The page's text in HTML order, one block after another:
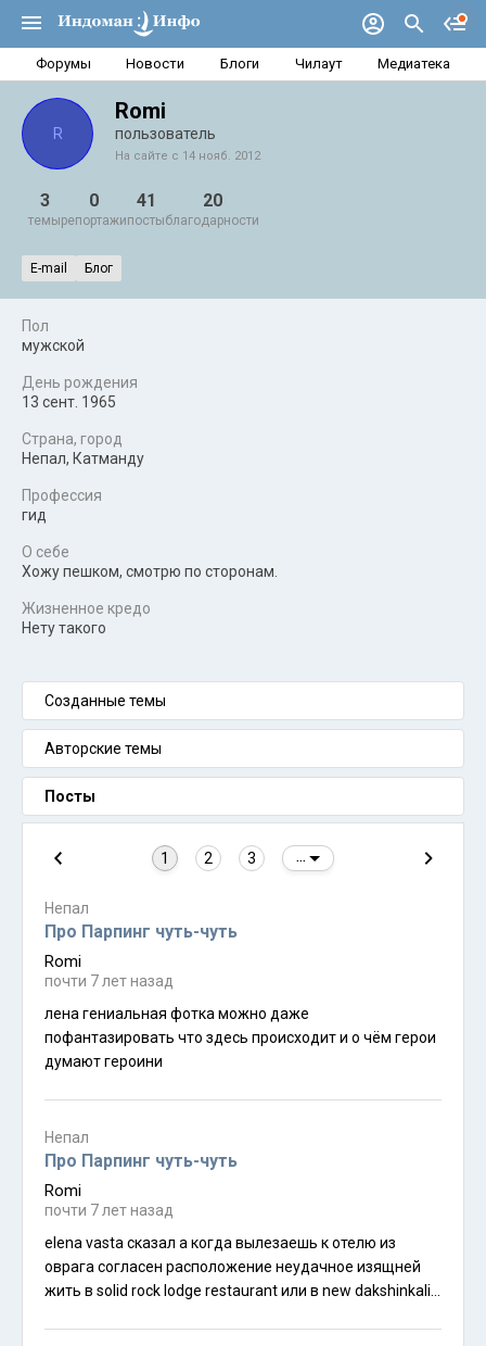
Форумы Новости Блоги Чилаут Медиатека
R
Romi
пользователь
На сайте с 14 нояб. 2012
3
темы
0
репортажи
41
посты
20
благодарности
E-mail Блог
Пол
мужской
День рождения
13 сент. 1965
Страна, город
Непал, Катманду
Профессия
гид
О себе
Хожу пешком, смотрю по сторонам.
Жизненное кредо
Нету такого
Созданные темы
Авторские темы
Посты
1 2 3
Непал
Про Парпинг чуть-чуть
Romi
почти 7 лет назад
лена гениальная фотка можно даже
пофантазировать что здесь происходит и о чём герои
думают героини
Непал
Про Парпинг чуть-чуть
Romi
почти 7 лет назад
elena vasta сказал а когда вылезаешь к отелю из
оврага согласен расположение неудачное изящней
жить в solid rock lodge restaurant или в new dakshinkali